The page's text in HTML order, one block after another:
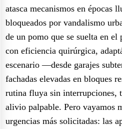
atasca mecanismos en épocas
bloqueados por vandalismo
de un pomo que se suelta en el
con eficiencia quirúrgica,
escenario —desde garajes
fachadas elevadas en bloques
rutina fluya sin interrupciones,
alivio palpable. Pero vayamos
urgencias más solicitadas: las